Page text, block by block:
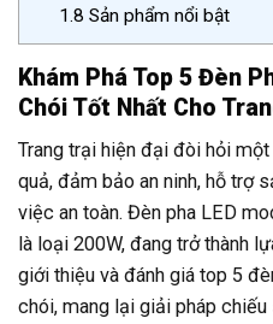
1.8 Sản phẩm nổi bật
Khám Phá Top 5 Đèn
Chói Tốt Nhất Cho
Trang trại hiện đại đòi hỏi
quả, đảm bảo an ninh, hỗ trợ
việc an toàn. Đèn pha LED
là loại 200W, đang trở thành
giới thiệu và đánh giá top 5
chói, mang lại giải pháp